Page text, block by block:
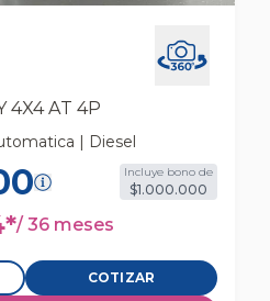
High Country 4x4 At
4X4 AT 4P
| Diesel
Incluye bono de
$1.000.000
*/ 36 meses
COTIZAR